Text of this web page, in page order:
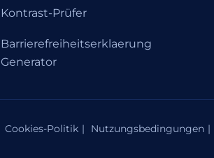
Kontrast-Prüfer
Barrierefreiheitserklaerung
Generator
Cookies-Politik Nutzungsbedingungen